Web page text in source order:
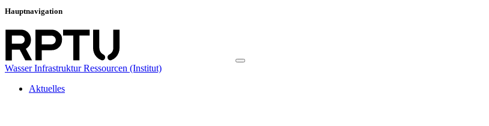
Hauptnavigation
Wasser Infrastruktur Ressourcen (Institut)
Aktuelles